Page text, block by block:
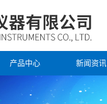
产品中心 新闻资讯